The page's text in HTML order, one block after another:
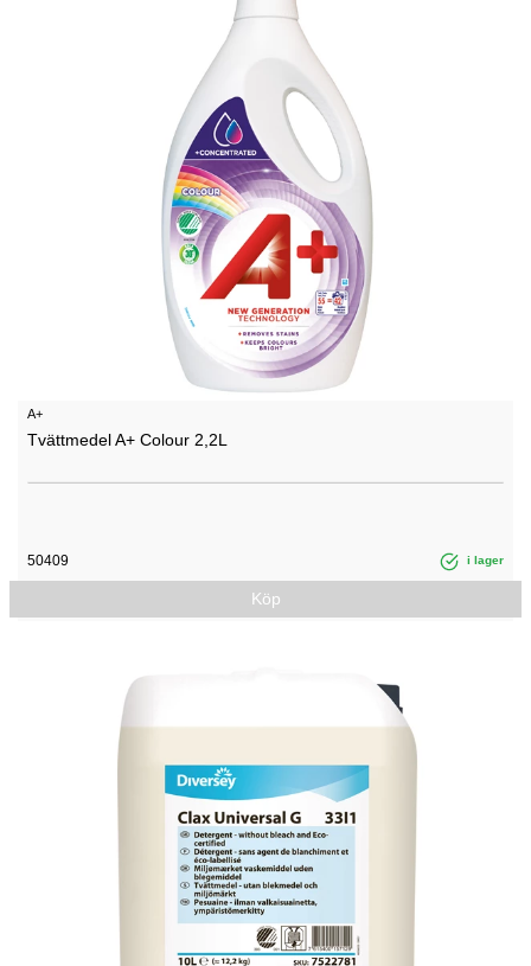
A+
Tvättmedel A+ Colour 2,2L
50409 i lager
Köp